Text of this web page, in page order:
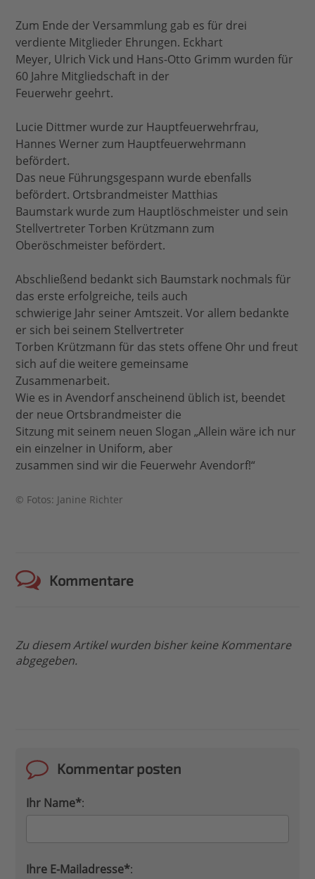
Zum Ende der Versammlung gab es für drei
verdiente Mitglieder Ehrungen. Eckhart
Meyer, Ulrich Vick und Hans-Otto Grimm wurden für
60 Jahre Mitgliedschaft in der
Feuerwehr geehrt.
Lucie Dittmer wurde zur Hauptfeuerwehrfrau,
Hannes Werner zum Hauptfeuerwehrmann
befördert.
Das neue Führungsgespann wurde ebenfalls
befördert. Ortsbrandmeister Matthias
Baumstark wurde zum Hauptlöschmeister und sein
Stellvertreter Torben Krützmann zum
Oberöschmeister befördert.
Abschließend bedankt sich Baumstark nochmals für
das erste erfolgreiche, teils auch
schwierige Jahr seiner Amtszeit. Vor allem bedankte
er sich bei seinem Stellvertreter
Torben Krützmann für das stets offene Ohr und freut
sich auf die weitere gemeinsame
Zusammenarbeit.
Wie es in Avendorf anscheinend üblich ist, beendet
der neue Ortsbrandmeister die
Sitzung mit seinem neuen Slogan „Allein wäre ich nur
ein einzelner in Uniform, aber
zusammen sind wir die Feuerwehr Avendorf!“
© Fotos: Janine Richter
Kommentare
Zu diesem Artikel wurden bisher keine Kommentare
abgegeben.
Kommentar posten
Ihr Name*:
Ihre E-Mailadresse*: